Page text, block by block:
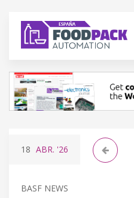
18 ABR. '26
BASF NEWS